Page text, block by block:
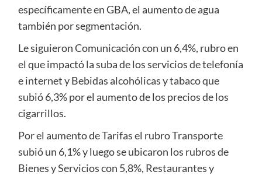
específicamente en GBA, el aumento de agua
también por segmentación.
Le siguieron Comunicación con un 6,4%, rubro en
el que impactó la suba de los servicios de telefonía
e internet y Bebidas alcohólicas y tabaco que
subió 6,3% por el aumento de los precios de los
cigarrillos.
Por el aumento de Tarifas el rubro Transporte
subió un 6,1% y luego se ubicaron los rubros de
Bienes y Servicios con 5,8%, Restaurantes y